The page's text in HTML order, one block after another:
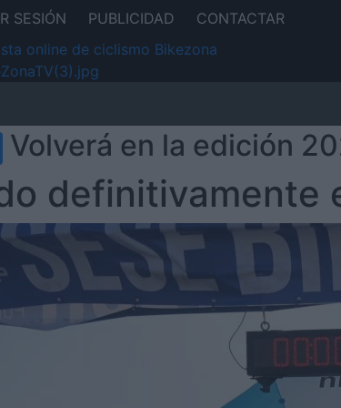
SESIÓN PUBLICIDAD CONTACTAR
Volverá en la edición
definitivamente